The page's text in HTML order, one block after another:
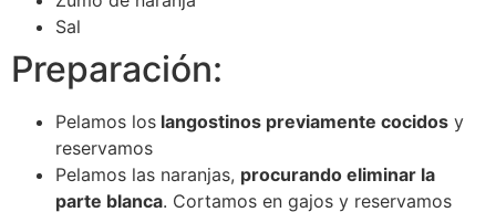
Sal
Preparación:
Pelamos los langostinos previamente cocidos y
reservamos
Pelamos las naranjas, procurando eliminar la
parte blanca. Cortamos en gajos y reservamos